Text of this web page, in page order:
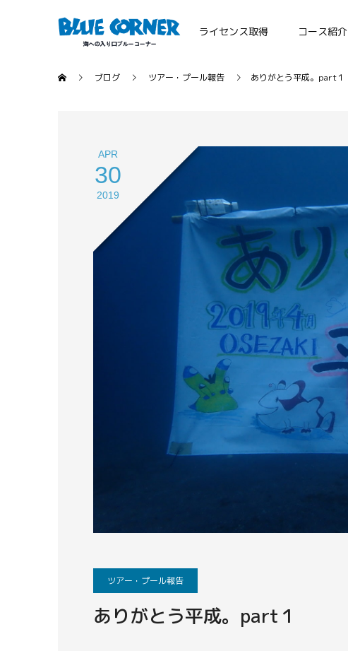
ライセンス取得 コース紹介
ブログ ツアー・プール報告 ありがとう平成。part１
APR
30
2019
ツアー・プール報告
ありがとう平成。part１